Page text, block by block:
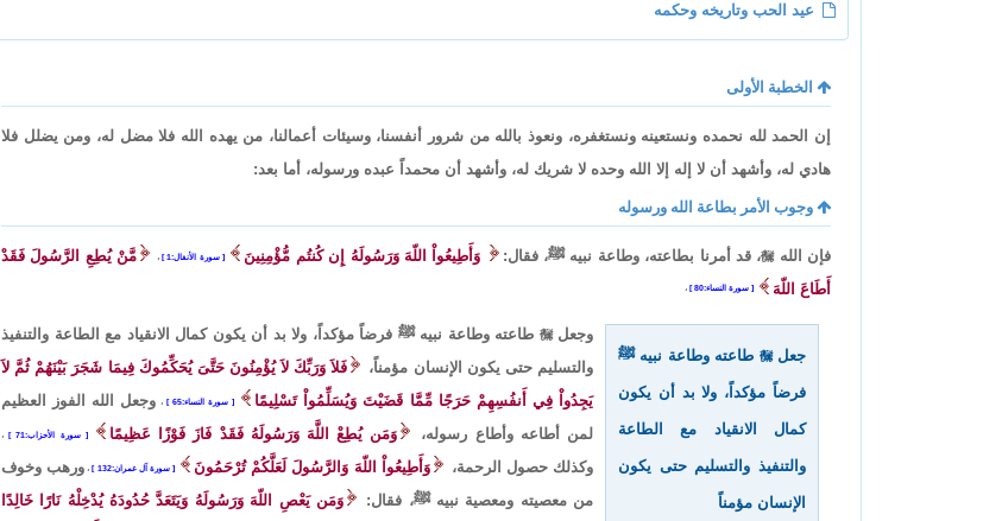
عيد الحب وتاريخه وحكمه
الخطبة الأولى
إن الحمد لله نحمده ونستعينه ونستغفره، ونعوذ بالله من شرور أنفسنا، وسيئات أعمالنا، من يهده الله فلا مضل له، ومن يضلل فلا
هادي له، وأشهد أن لا إله إلا الله وحده لا شريك له، وأشهد أن محمداً عبده ورسوله، أما بعد:
وجوب الأمر بطاعة الله ورسوله
فإن الله، قد أمرنا بطاعته، وطاعة نبيه ﷺ، فقال: وَأَطِيعُواْ اللّهَ وَرَسُولَهُ إِن كُنتُم مُّؤْمِنِينَ سورة الأنفال:1 ،
مَّنْ يُطِعِ الرَّسُولَ فَقَدْ
أَطَاعَ اللّهَ
سورة النساء:80 ،
جعل طاعته وطاعة نبيه ﷺ
فرضاً مؤكداً، ولا بد أن يكون
كمال الانقياد مع الطاعة
والتنفيذ والتسليم حتى يكون
الإنسان مؤمناً
وجعل طاعته وطاعة نبيه ﷺ فرضاً مؤكداً، ولا بد أن يكون كمال الانقياد مع الطاعة والتنفيذ
والتسليم حتى يكون الإنسان مؤمناً،
فَلاَ وَرَبِّكَ لاَ يُؤْمِنُونَ حَتَّىَ يُحَكِّمُوكَ فِيمَا شَجَرَ بَيْنَهُمْ ثُمَّ لاَ
يَجِدُواْ فِي أَنفُسِهِمْ حَرَجًا مِّمَّا قَضَيْتَ وَيُسَلِّمُواْ تَسْلِيمًا
سورة النساء:65 ، وجعل الله الفوز العظيم
لمن أطاعه وأطاع رسوله،
وَمَن يُطِعْ اللَّهَ وَرَسُولَهُ فَقَدْ فَازَ فَوْزًا عَظِيمًا سورة الأحزاب:71 ،
وكذلك حصول الرحمة، وَأَطِيعُواْ اللّهَ وَالرَّسُولَ لَعَلَّكُمْ تُرْحَمُونَ سورة آل عمران:132 ، ورهب وخوف
من معصيته ومعصية نبيه ﷺ، فقال:
وَمَن يَعْصِ اللّهَ وَرَسُولَهُ وَيَتَعَدَّ حُدُودَهُ يُدْخِلْهُ نَارًا خَالِدًا